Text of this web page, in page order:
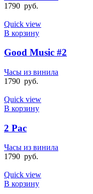
1790 руб.
Quick view
В корзину
Good Music #2
Часы из винила
1790 руб.
Quick view
В корзину
2 Pac
Часы из винила
1790 руб.
Quick view
В корзину